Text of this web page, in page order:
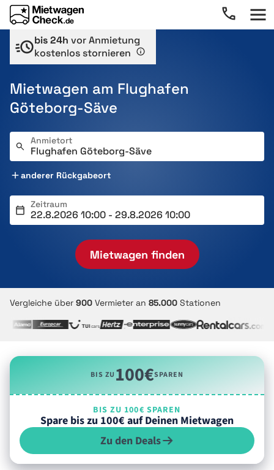
bis 24h vor Anmietung
kostenlos stornieren
Mietwagen am Flughafen
Göteborg-Säve
Anmietort
anderer Rückgabeort
Zeitraum
Mietwagen finden
Vergleiche über 900 Vermieter an 85.000 Stationen
BIS ZU100€SPAREN
BIS ZU 100€ SPAREN
Spare bis zu 100€ auf Deinen Mietwagen
Zu den Deals